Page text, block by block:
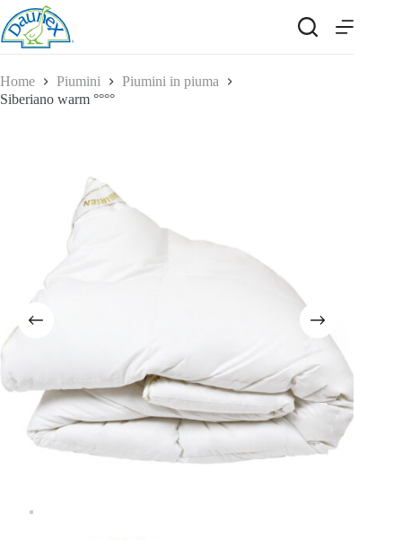
Salta
al
contenuto
Home Piumini
Piumini in piuma
Siberiano warm °°°°